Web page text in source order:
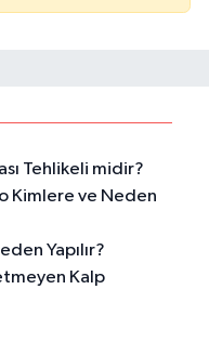
Tehlikeli midir?
Kimlere ve Neden
Yapılır?
Kalp